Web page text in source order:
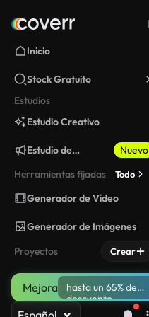
Inicio
Stock Gratuito
Estudios
Estudio Creativo
Estudio de
Nuevo
Herramientas fijadas
Todo
Generador de Vídeo
Generador de Imágenes
Proyectos
Crear
Mejora
hasta un 65% de
descuento